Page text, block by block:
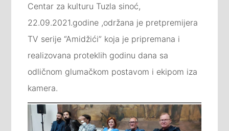
Centar za kulturu Tuzla sinoć,
22.09.2021.godine ,održana je pretpremijera
TV serije “Amidžići” koja je pripremana i
realizovana proteklih godinu dana sa
odličnom glumačkom postavom i ekipom iza
kamera.